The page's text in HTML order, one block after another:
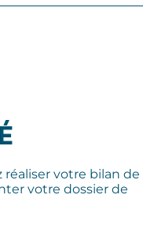
réaliser votre bilan de
votre dossier de